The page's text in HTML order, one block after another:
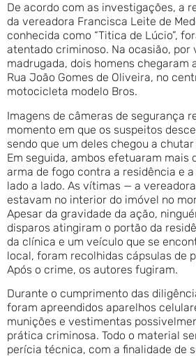
De acordo com as investigações, a
da vereadora Francisca Leite de
conhecida como “Titica de Lúcio”,
atentado criminoso. Na ocasião, por
madrugada, dois homens chegaram
Rua João Gomes de Oliveira, no
motocicleta modelo Bros.
Imagens de câmeras de segurança
momento em que os suspeitos
sendo que um deles chegou a
Em seguida, ambos efetuaram mais
arma de fogo contra a residência e
lado a lado. As vítimas — a
estavam no interior do imóvel no
Apesar da gravidade da ação,
disparos atingiram o portão da
da clínica e um veículo que se
local, foram recolhidas cápsulas de
Após o crime, os autores fugiram.
Durante o cumprimento das
foram apreendidos aparelhos
munições e vestimentas
prática criminosa. Todo o material
perícia técnica, com a finalidade de